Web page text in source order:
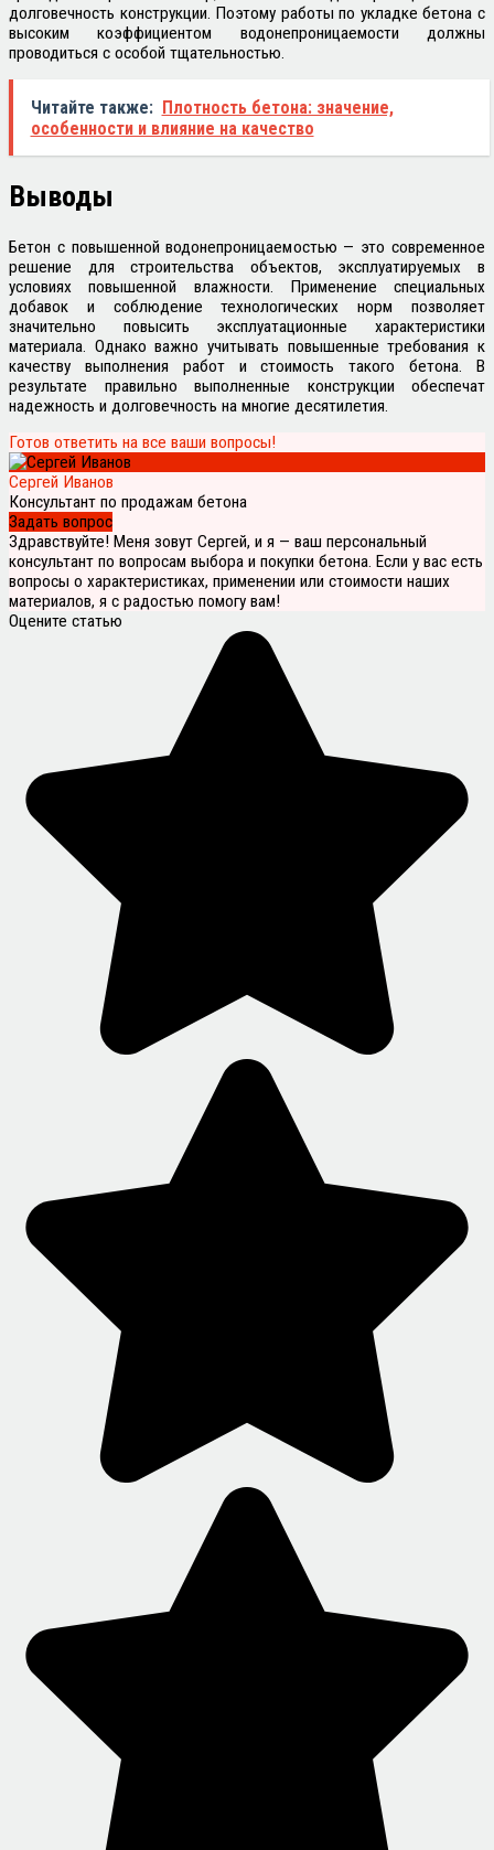
долговечность конструкции. Поэтому работы по укладке бетона с
высоким коэффициентом водонепроницаемости должны
проводиться с особой тщательностью.
Читайте также: Плотность бетона: значение,
особенности и влияние на качество
Выводы
Бетон с повышенной водонепроницаемостью — это современное
решение для строительства объектов, эксплуатируемых в
условиях повышенной влажности. Применение специальных
добавок и соблюдение технологических норм позволяет
значительно повысить эксплуатационные характеристики
материала. Однако важно учитывать повышенные требования к
качеству выполнения работ и стоимость такого бетона. В
результате правильно выполненные конструкции обеспечат
надежность и долговечность на многие десятилетия.
Готов ответить на все ваши вопросы!
Сергей Иванов
Консультант по продажам бетона
Задать вопрос
Здравствуйте! Меня зовут Сергей, и я — ваш персональный
консультант по вопросам выбора и покупки бетона. Если у вас есть
вопросы о характеристиках, применении или стоимости наших
материалов, я с радостью помогу вам!
Оцените статью